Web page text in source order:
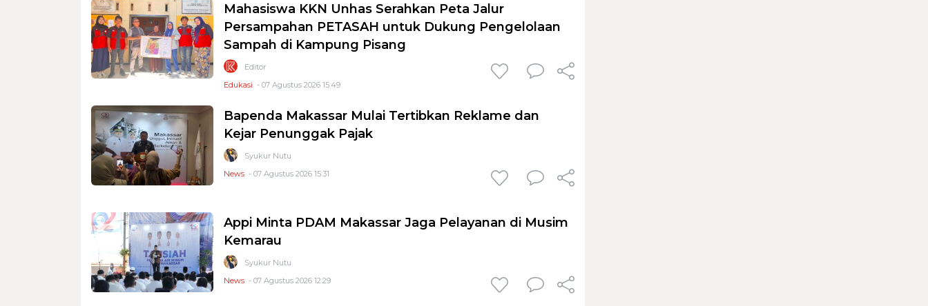
Mahasiswa KKN Unhas Serahkan Peta Jalur
Persampahan PETASAH untuk Dukung Pengelolaan
Sampah di Kampung Pisang
Editor
Edukasi - 07 Agustus 2026 15:49
Bapenda Makassar Mulai Tertibkan Reklame dan
Kejar Penunggak Pajak
Syukur Nutu
News - 07 Agustus 2026 15:31
Appi Minta PDAM Makassar Jaga Pelayanan di Musim
Kemarau
Syukur Nutu
News - 07 Agustus 2026 12:29